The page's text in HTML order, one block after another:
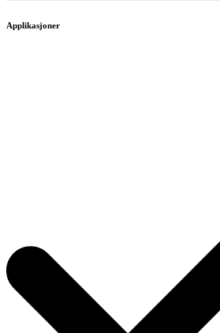
Applikasjoner